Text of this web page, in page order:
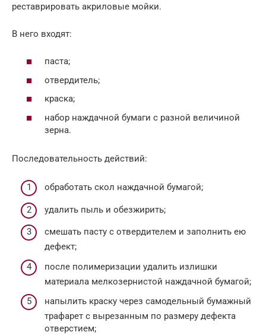
реставрировать акриловые мойки.
В него входят:
паста;
отвердитель;
краска;
набор наждачной бумаги с разной величиной
зерна.
Последовательность действий:
обработать скол наждачной бумагой;
удалить пыль и обезжирить;
смешать пасту с отвердителем и заполнить ею
дефект;
после полимеризации удалить излишки
материала мелкозернистой наждачной бумагой;
напылить краску через самодельный бумажный
трафарет с вырезанным по размеру дефекта
отверстием;